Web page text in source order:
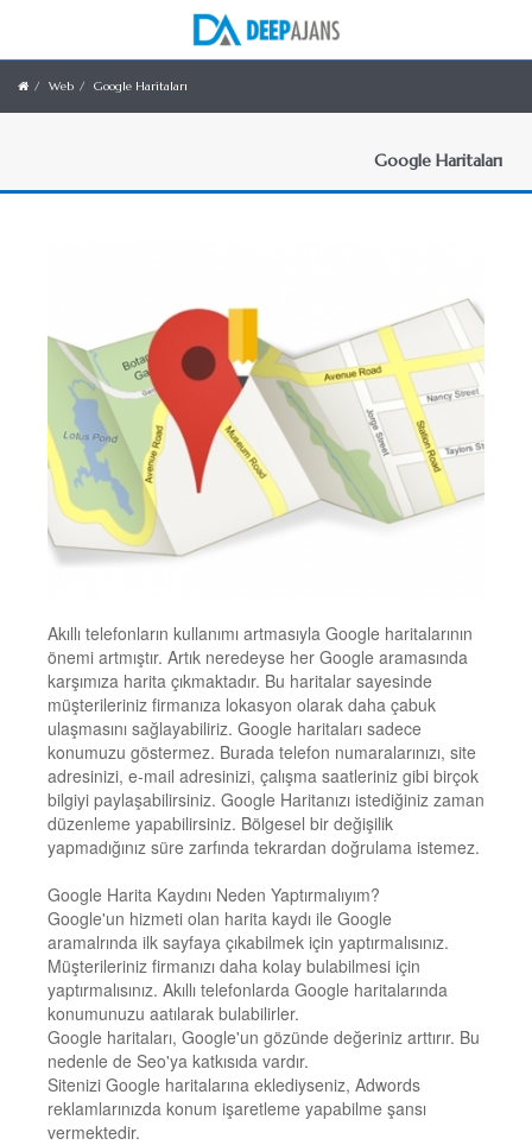
Web Google Haritaları
Google Haritaları
Akıllı telefonların kullanımı artmasıyla Google haritalarının
önemi artmıştır. Artık neredeyse her Google aramasında
karşımıza harita çıkmaktadır. Bu haritalar sayesinde
müşterileriniz firmanıza lokasyon olarak daha çabuk
ulaşmasını sağlayabiliriz. Google haritaları sadece
konumuzu göstermez. Burada telefon numaralarınızı, site
adresinizi, e-mail adresinizi, çalışma saatleriniz gibi birçok
bilgiyi paylaşabilirsiniz. Google Haritanızı istediğiniz zaman
düzenleme yapabilirsiniz. Bölgesel bir değişilik
yapmadığınız süre zarfında tekrardan doğrulama istemez.
Google Harita Kaydını Neden Yaptırmalıyım?
Google'un hizmeti olan harita kaydı ile Google
aramalrında ilk sayfaya çıkabilmek için yaptırmalısınız.
Müşterileriniz firmanızı daha kolay bulabilmesi için
yaptırmalısınız. Akıllı telefonlarda Google haritalarında
konumunuzu aatılarak bulabilirler.
Google haritaları, Google'un gözünde değeriniz arttırır. Bu
nedenle de Seo'ya katkısıda vardır.
Sitenizi Google haritalarına eklediyseniz, Adwords
reklamlarınızda konum işaretleme yapabilme şansı
vermektedir.